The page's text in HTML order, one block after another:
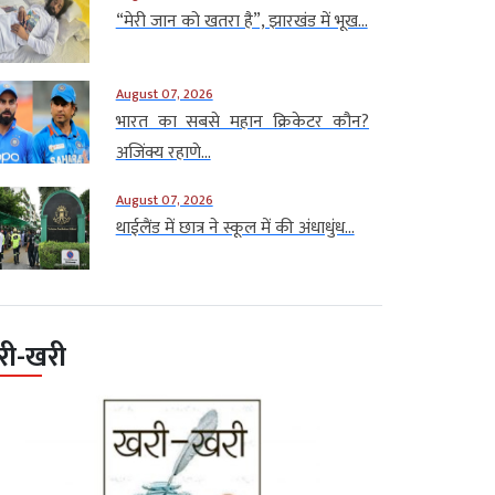
“मेरी जान को खतरा है”, झारखंड में भूख...
August 07, 2026
भारत का सबसे महान क्रिकेटर कौन?
अजिंक्य रहाणे...
August 07, 2026
थाईलैंड में छात्र ने स्कूल में की अंधाधुंध...
खरी